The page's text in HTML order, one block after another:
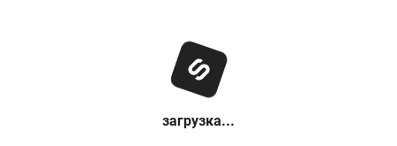
загрузка...